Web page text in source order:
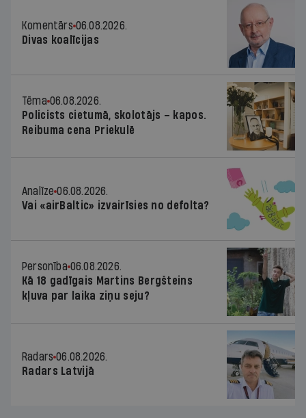
Komentārs 06.08.2026.
Divas koalīcijas
Tēma 06.08.2026.
Policists cietumā, skolotājs – kapos.
Reibuma cena Priekulē
Analīze 06.08.2026.
Vai «airBaltic» izvairīsies no defolta?
Personība 06.08.2026.
Kā 18 gadīgais Martins Bergšteins
kļuva par laika ziņu seju?
Radars 06.08.2026.
Radars Latvijā